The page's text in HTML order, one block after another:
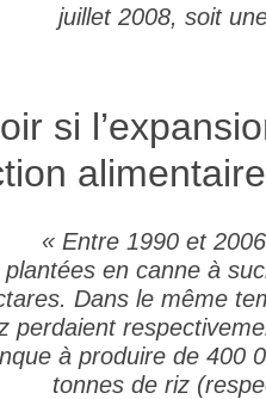
juillet 2008, soit
si
« Entre 1990 et
plantées en canne à
Dans le même
perdaient
à produire de 400
tonnes de riz